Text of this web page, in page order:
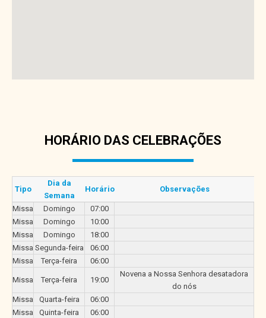
HORÁRIO DAS CELEBRAÇÕES
Tipo
Dia da
Semana
Horário Observações
Missa Domingo
07:00
Missa
Domingo
10:00
Missa
Domingo
18:00
Missa Segunda-feira
06:00
Missa
Terça-feira 06:00
Missa Terça-feira 19:00
Novena a Nossa Senhora desatadora
do nós
Missa
Quarta-feira
06:00
Missa
Quinta-feira 06:00